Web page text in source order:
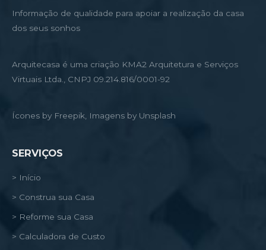
Informação de qualidade para apoiar a realização da casa
dos seus sonhos
Arquitecasa é uma criação KMA2 Arquitetura e Serviços
Virtuais Ltda., CNPJ 09.214.816/0001-92
Ícones by Freepik, Imagens by Unsplash
SERVIÇOS
> Início
> Construa sua Casa
> Reforme sua Casa
> Calculadora de Custo